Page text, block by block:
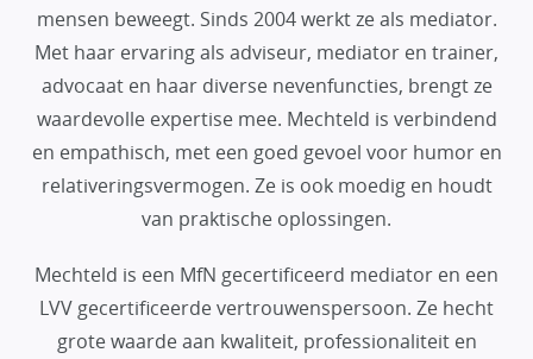
mensen beweegt. Sinds 2004 werkt ze als mediator.
Met haar ervaring als adviseur, mediator en trainer,
advocaat en haar diverse nevenfuncties, brengt ze
waardevolle expertise mee. Mechteld is verbindend
en empathisch, met een goed gevoel voor humor en
relativeringsvermogen. Ze is ook moedig en houdt
van praktische oplossingen.
Mechteld is een MfN gecertificeerd mediator en een
LVV gecertificeerde vertrouwenspersoon. Ze hecht
grote waarde aan kwaliteit, professionaliteit en